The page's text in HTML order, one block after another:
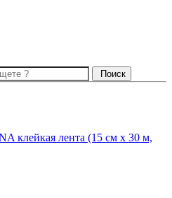
Поиск
клейкая лента (15 см x 30 м,